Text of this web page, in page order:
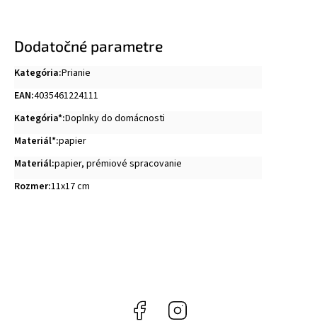
Dodatočné parametre
Kategória:Prianie
EAN:4035461224111
Kategória*:Doplnky do domácnosti
Materiál*:papier
Materiál:papier, prémiové spracovanie
Rozmer:11x17 cm
Facebook